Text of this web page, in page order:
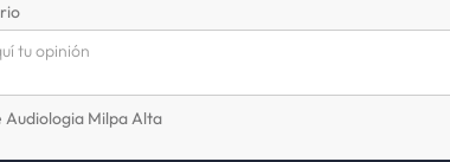
Audiologia Milpa Alta